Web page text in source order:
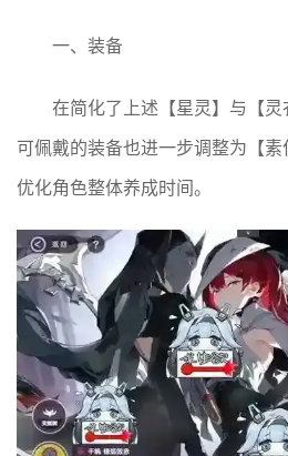
一、装备
在简化了上述【星灵】与【
可佩戴的装备也进一步调整为【素
优化角色整体养成时间。